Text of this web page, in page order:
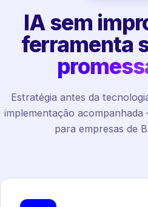
IA sem
ferramenta
Estratégia antes da
implementação
para empresas de